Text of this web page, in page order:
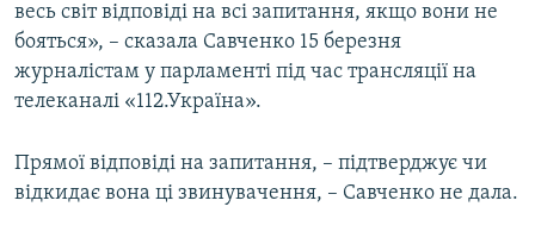
весь світ відповіді на всі запитання, якщо вони не
бояться», – сказала Савченко 15 березня
журналістам у парламенті під час трансляції на
телеканалі «112.Україна».
Прямої відповіді на запитання, – підтверджує чи
відкидає вона ці звинувачення, – Савченко не дала.